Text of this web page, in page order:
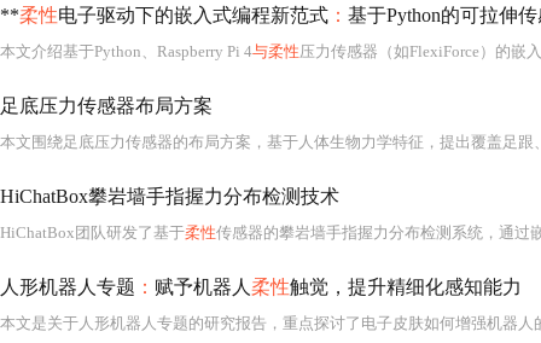
**柔性电子驱动下的嵌入式编程新范式 ： 基于Python的可拉伸
本文介绍基于Python、Raspberry Pi 4与柔性压力传感器（如FlexiForce）的嵌入式实时数据处理方案，涵盖I2C/ADC硬
足底压力传感器布局方案
HiChatBox攀岩墙手指握力分布检测技术
HiChatBox团队研发了基于柔性传感器的攀岩墙手指握力分布检测系统，通过
人形机器人专题 ： 赋予机器人 柔性触觉，提升精细化感知能力